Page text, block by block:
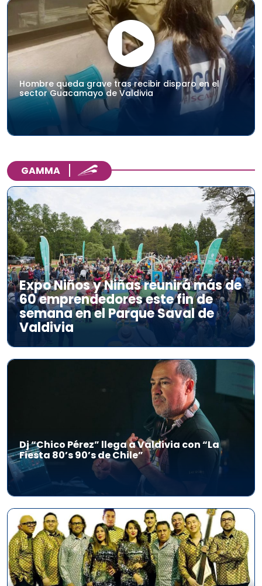
Hombre queda grave tras recibir disparo en el
sector Guacamayo de Valdivia
GAMMA
Expo Niños y Niñas reunirá más de
60 emprendedores este fin de
semana en el Parque Saval de
Valdivia
Dj “Chico Pérez” llega a Valdivia con “La
Fiesta 80’s 90’s de Chile”